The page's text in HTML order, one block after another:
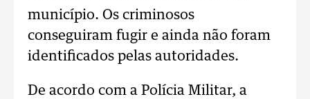
município. Os criminosos
conseguiram fugir e ainda não foram
identificados pelas autoridades.
De acordo com a Polícia Militar, a